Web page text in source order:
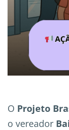
O Projeto
o vereador